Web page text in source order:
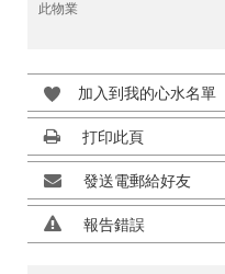
此物業
加入到我的心水名單
打印此頁
發送電郵給好友
報告錯誤